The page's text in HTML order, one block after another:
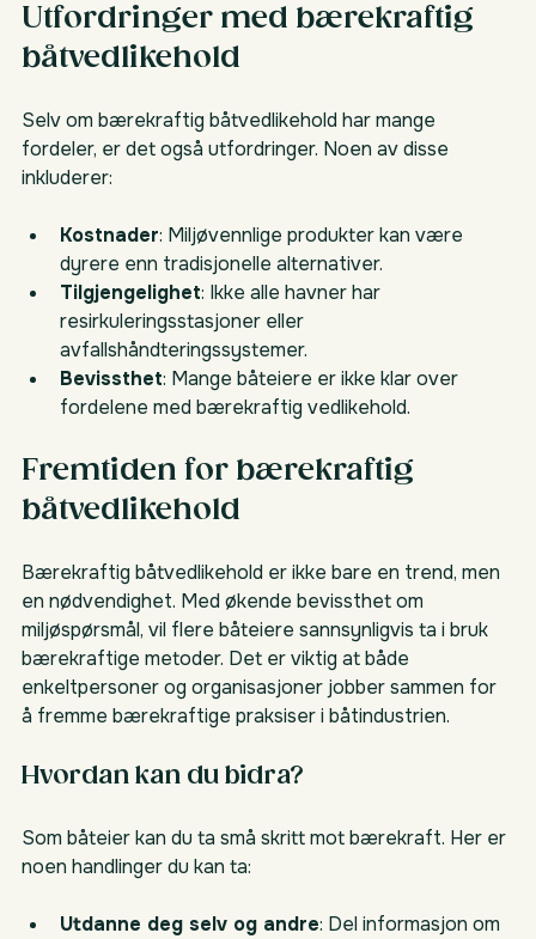
Utfordringer med bærekraftig
båtvedlikehold
Selv om bærekraftig båtvedlikehold har mange
fordeler, er det også utfordringer. Noen av disse
inkluderer:
Kostnader: Miljøvennlige produkter kan være
dyrere enn tradisjonelle alternativer.
Tilgjengelighet: Ikke alle havner har
resirkuleringsstasjoner eller
avfallshåndteringssystemer.
Bevissthet: Mange båteiere er ikke klar over
fordelene med bærekraftig vedlikehold.
Fremtiden for bærekraftig
båtvedlikehold
Bærekraftig båtvedlikehold er ikke bare en trend, men
en nødvendighet. Med økende bevissthet om
miljøspørsmål, vil flere båteiere sannsynligvis ta i bruk
bærekraftige metoder. Det er viktig at både
enkeltpersoner og organisasjoner jobber sammen for
å fremme bærekraftige praksiser i båtindustrien.
Hvordan kan du bidra?
Som båteier kan du ta små skritt mot bærekraft. Her er
noen handlinger du kan ta:
Utdanne deg selv og andre: Del informasjon om